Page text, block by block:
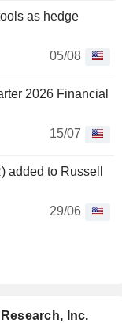
as hedge
05/08
2026 Financial
15/07
added to Russell
29/06
Inc.